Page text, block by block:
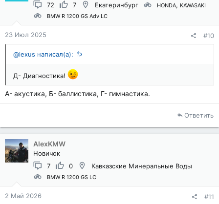
72
7 Екатеринбург HONDA
KAWASAKI
BMW R 1200 GS Adv LC
23 Июл 2025 #10
@lexus написал(а):
Д- Диагностика!
А- акустика, Б- баллистика, Г- гимнастика.
Ответить
AlexKMW
Новичок
7
0 Кавказские Минеральные Воды
BMW R 1200 GS LC
2 Май 2026 #11